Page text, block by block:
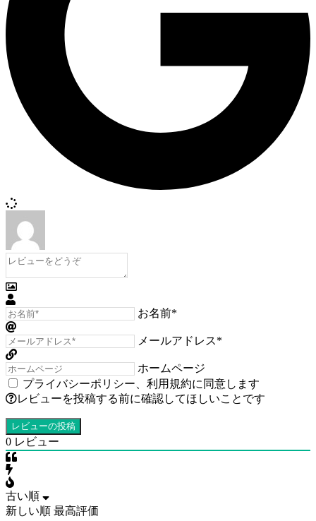
お名前*
メールアドレス*
ホームページ
プライバシーポリシー
利用規約に同意します
レビューを投稿する前に確認してほしいことです
0 レビュー
古い順
新しい順 最高評価